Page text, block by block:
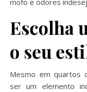
Escolha
o seu
Mesmo em quartos
ser um elemento